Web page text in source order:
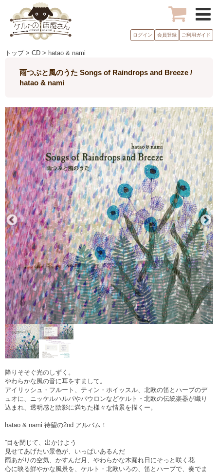
ログイン 会員登録 ご利用ガイド
トップ > CD > hatao & nami
雨つぶと風のうた Songs of Raindrops and Breeze /
hatao & nami
降りそそぐ光のしずく。
やわらかな風の音に耳をすまして。
アイリッシュ・フルート、ティン・ホイッスル、北欧の笛とハープのデ
ュオに、ニッケルハルパやバウロンなどケルト・北欧の伝統楽器が織り
込まれ、透明感と陰影に満ちた様々な情景を描くー。
hatao & nami 待望の2nd アルバム！
”目を閉じて、出かけよう
見せてあげたい景色が、いっぱいあるんだ
雨あがりの空気、かすんだ月、やわらかな木漏れ日にそっと咲く花
心に映る鮮やかな風景を、ケルト・北欧いろの、笛とハープで、奏でま